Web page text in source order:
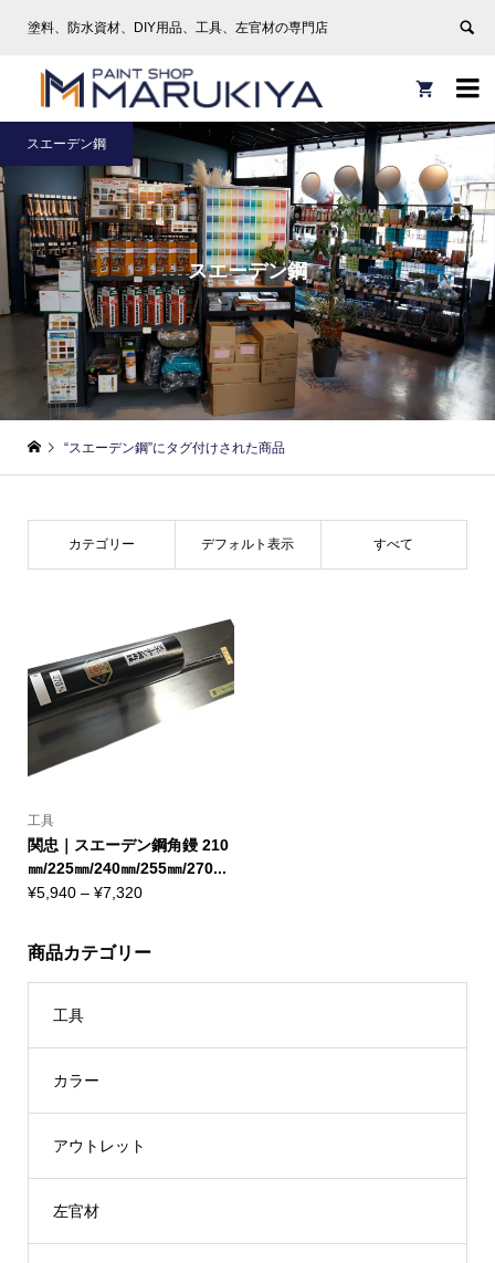
塗料、防水資材、DIY用品、工具、左官材の専門店


スエーデン鋼
スエーデン鋼
“スエーデン鋼”にタグ付けされた商品
カテゴリー デフォルト表示 すべて
工具
関忠｜スエーデン鋼角鏝 210
㎜/225㎜/240㎜/255㎜/270...
¥5,940 – ¥7,320価
–
商品カテゴリー
工具
カラー
アウトレット
左官材